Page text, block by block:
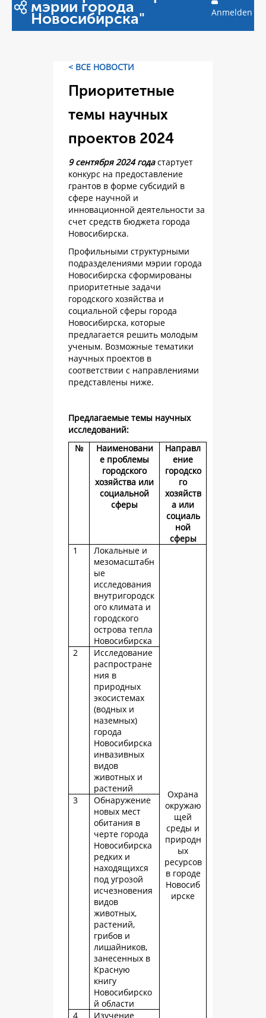
мэрии города
Новосибирска" Anmelden
< ВСЕ НОВОСТИ
Приоритетные
темы научных
проектов 2024
9 сентября 2024 годастартует
конкурс на предоставление
грантов в форме субсидий в
сфере научной и
инновационной деятельности за
счет средств бюджета города
Новосибирска.
Профильными структурными
подразделениями мэрии города
Новосибирска сформированы
приоритетные задачи
городского хозяйства и
социальной сферы города
Новосибирска, которые
предлагается решить молодым
ученым. Возможные тематики
научных проектов в
соответствии с направлениями
представлены ниже.
Предлагаемые темы научных
исследований:
№
Наименовани
е проблемы
городского
хозяйства или
социальной
сферы
Направл
ение
городско
го
хозяйств
а или
социаль
ной
сферы
1
Локальные и
мезомасштабн
ые
исследования
внутригородск
ого климата и
городского
острова тепла
Новосибирска
Охрана
окружаю
щей
среды и
природн
ых
ресурсов
в городе
Новосиб
ирске
2
Исследование
распростране
ния в
природных
экосистемах
(водных и
наземных)
города
Новосибирска
инвазивных
видов
животных и
растений
3
Обнаружение
новых мест
обитания в
черте города
Новосибирска
редких и
находящихся
под угрозой
исчезновения
видов
животных,
растений,
грибов и
лишайников,
занесенных в
Красную
книгу
Новосибирско
й области
4
Изучение